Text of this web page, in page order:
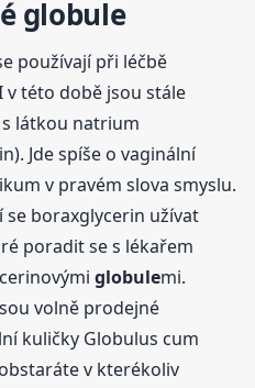
globule
používají při léčbě
v této době jsou stále
s látkou natrium
Jde spíše o vaginální
v pravém slova smyslu.
se boraxglycerin užívat
poradit se s lékařem
globulemi.
volně prodejné
kuličky Globulus cum
v kterékoliv